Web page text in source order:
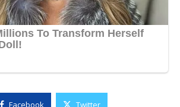
Facebook Twitter